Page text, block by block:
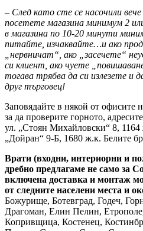
– След като сте се насочили
посетете магазина минимум 2
в магазина по 10-20 минути
питайте, изчаквайте…и ако
„нервничат“, ако „засечете“
си клиент, ако чуете
тогава трябва да си излезете и
друг търговец!
Заповядайте в някой от офисите
за да проверите горното,
ул. „Стоян Михайловски“ 8,
„Дойран“ 9-Б, 1680 ж.к. Белите
Врати (входни, интериорни и
дребно предлагаме не само за
включена доставка и монтаж
от следните населени места и
Божурище, Ботевград, Годеч,
Драгоман, Елин Пелин,
Копривщица, Костенец,